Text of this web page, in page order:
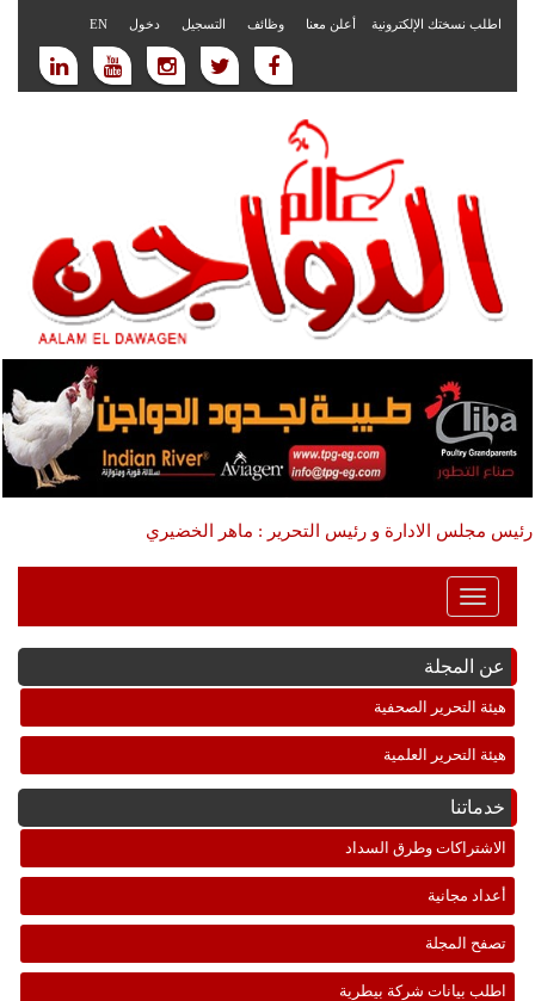
اطلب نسختك الإلكترونية أعلن معنا وظائف التسجيل دخول EN
رئيس مجلس الادارة و رئيس التحرير : ماهر الخضيري
Toggle
Navigation
عن المجلة
هيئة التحرير الصحفية
هيئة التحرير العلمية
خدماتنا
الاشتراكات وطرق السداد
أعداد مجانية
تصفح المجلة
اطلب بيانات شركة بيطرية